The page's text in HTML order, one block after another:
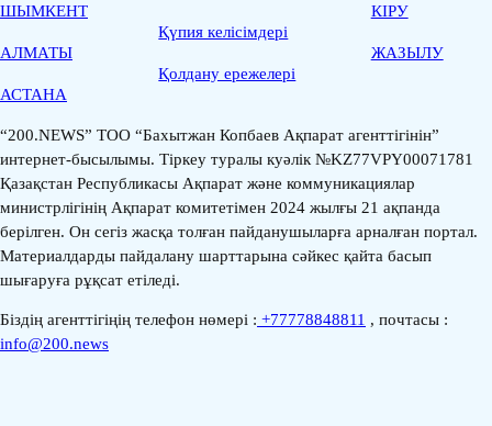
ШЫМКЕНТ
АЛМАТЫ
АСТАНА
Қүпия келісімдері
Қолдану ережелері
КІРУ
ЖАЗЫЛУ
“200.NEWS” ТОО “Бахытжан Копбаев Ақпарат агенттігінін”
интернет-бысылымы. Тіркеу туралы куәлік №KZ77VPY00071781
Қазақстан Республикасы Ақпарат және коммуникациялар
министрлігінің Ақпарат комитетімен 2024 жылғы 21 ақпанда
берілген. Он сегіз жасқа толған пайданушыларға арналған портал.
Материалдарды пайдалану шарттарына сәйкес қайта басып
шығаруға рұқсат етіледі.
Біздің агенттігіңің телефон нөмері : +77778848811 , почтасы :
info@200.news